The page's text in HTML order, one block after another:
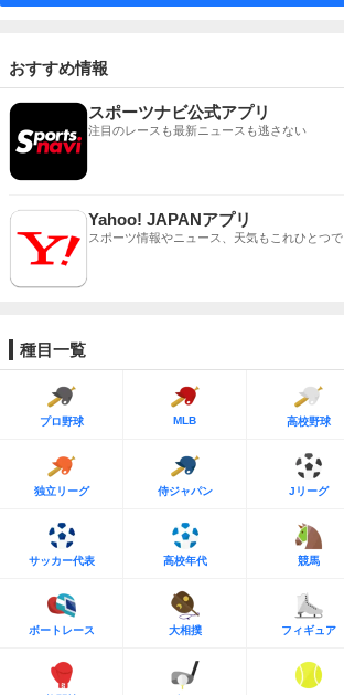
おすすめ情報
スポーツナビ公式アプリ
注目のレースも最新ニュースも逃さない
Yahoo! JAPANアプリ
スポーツ情報やニュース、天気もこれひとつで
種目一覧
プロ野球 MLB 高校野球
独立リーグ 侍ジャパン Jリーグ
サッカー代表 高校年代 競馬
ボートレース 大相撲 フィギュア